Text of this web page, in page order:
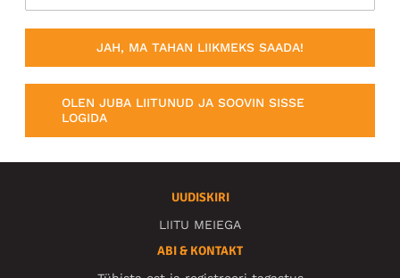
JAH, MA TAHAN LIIKMEKS SAADA!
OLEN JUBA LIITUNUD JA SOOVIN SISSE
LOGIDA
UUDISKIRI
LIITU MEIEGA
ABI & KONTAKT